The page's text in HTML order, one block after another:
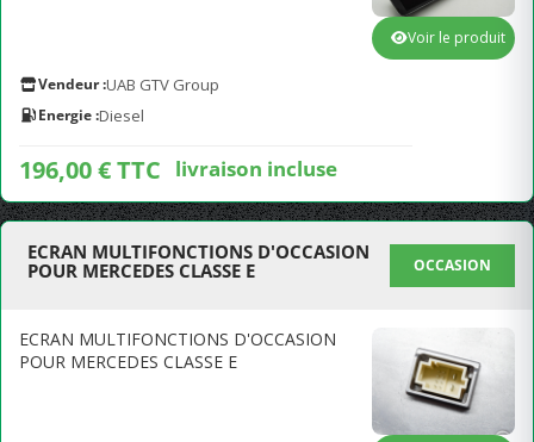
Vendeur :UAB GTV Group
Energie :Diesel
196,00 € TTC livraison incluse
Voir le produit
ECRAN MULTIFONCTIONS D'OCCASION
POUR MERCEDES CLASSE E
OCCASION
ECRAN MULTIFONCTIONS D'OCCASION
POUR MERCEDES CLASSE E